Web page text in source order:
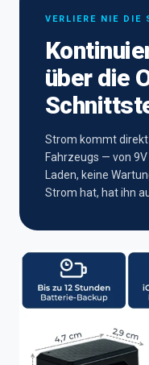
VERLIERE NIE DIE
über die
Strom kommt direkt
Fahrzeugs — von
Laden, keine
Strom hat, hat ihn